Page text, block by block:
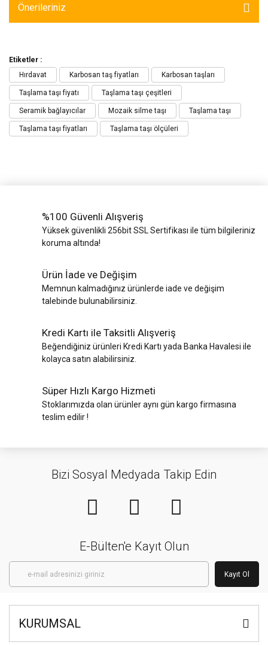
Önerileriniz
Etiketler :
Hırdavat
Karbosan taş fiyatları Karbosan taşları
Taşlama taşı fiyatı Taşlama taşı çeşitleri
Seramik bağlayıcılar Mozaik silme taşı Taşlama taşı
Taşlama taşı fiyatları Taşlama taşı ölçüleri
%100 Güvenli Alışveriş
Yüksek güvenlikli 256bit SSL Sertifikası ile tüm bilgileriniz
koruma altında!
Ürün İade ve Değişim
Memnun kalmadığınız ürünlerde iade ve değişim
talebinde bulunabilirsiniz.
Kredi Kartı ile Taksitli Alışveriş
Beğendiğiniz ürünleri Kredi Kartı yada Banka Havalesi ile
kolayca satın alabilirsiniz.
Süper Hızlı Kargo Hizmeti
Stoklarımızda olan ürünler aynı gün kargo firmasına
teslim edilir !
Bizi Sosyal Medyada Takip Edin
E-Bülten'e Kayıt Olun
Kayıt Ol
KURUMSAL